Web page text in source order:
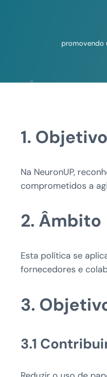
promovendo
1. Objetivo
Na NeuronUP,
comprometidos a
2. Âmbito
Esta política se
fornecedores e
3.
3.1